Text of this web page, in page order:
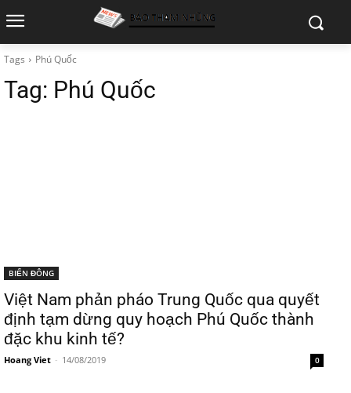
Tags Phú Quốc
Tag: Phú Quốc
BIỂN ĐÔNG
Việt Nam phản pháo Trung Quốc qua quyết
định tạm dừng quy hoạch Phú Quốc thành
đặc khu kinh tế?
Hoang Viet - 14/08/2019 0